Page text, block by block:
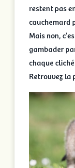
Infos pratiques
Activités
restent pas
cauchemard
Mais non,
gambader
chaque
Retrouvez la